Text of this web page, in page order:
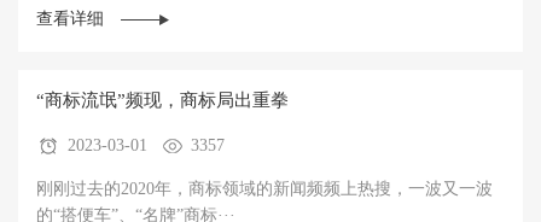
查看详细
“商标流氓”频现，商标局出重拳
2023-03-01 3357
刚刚过去的2020年，商标领域的新闻频频上热搜，一波又一波
的“搭便车”、“名牌”商标···